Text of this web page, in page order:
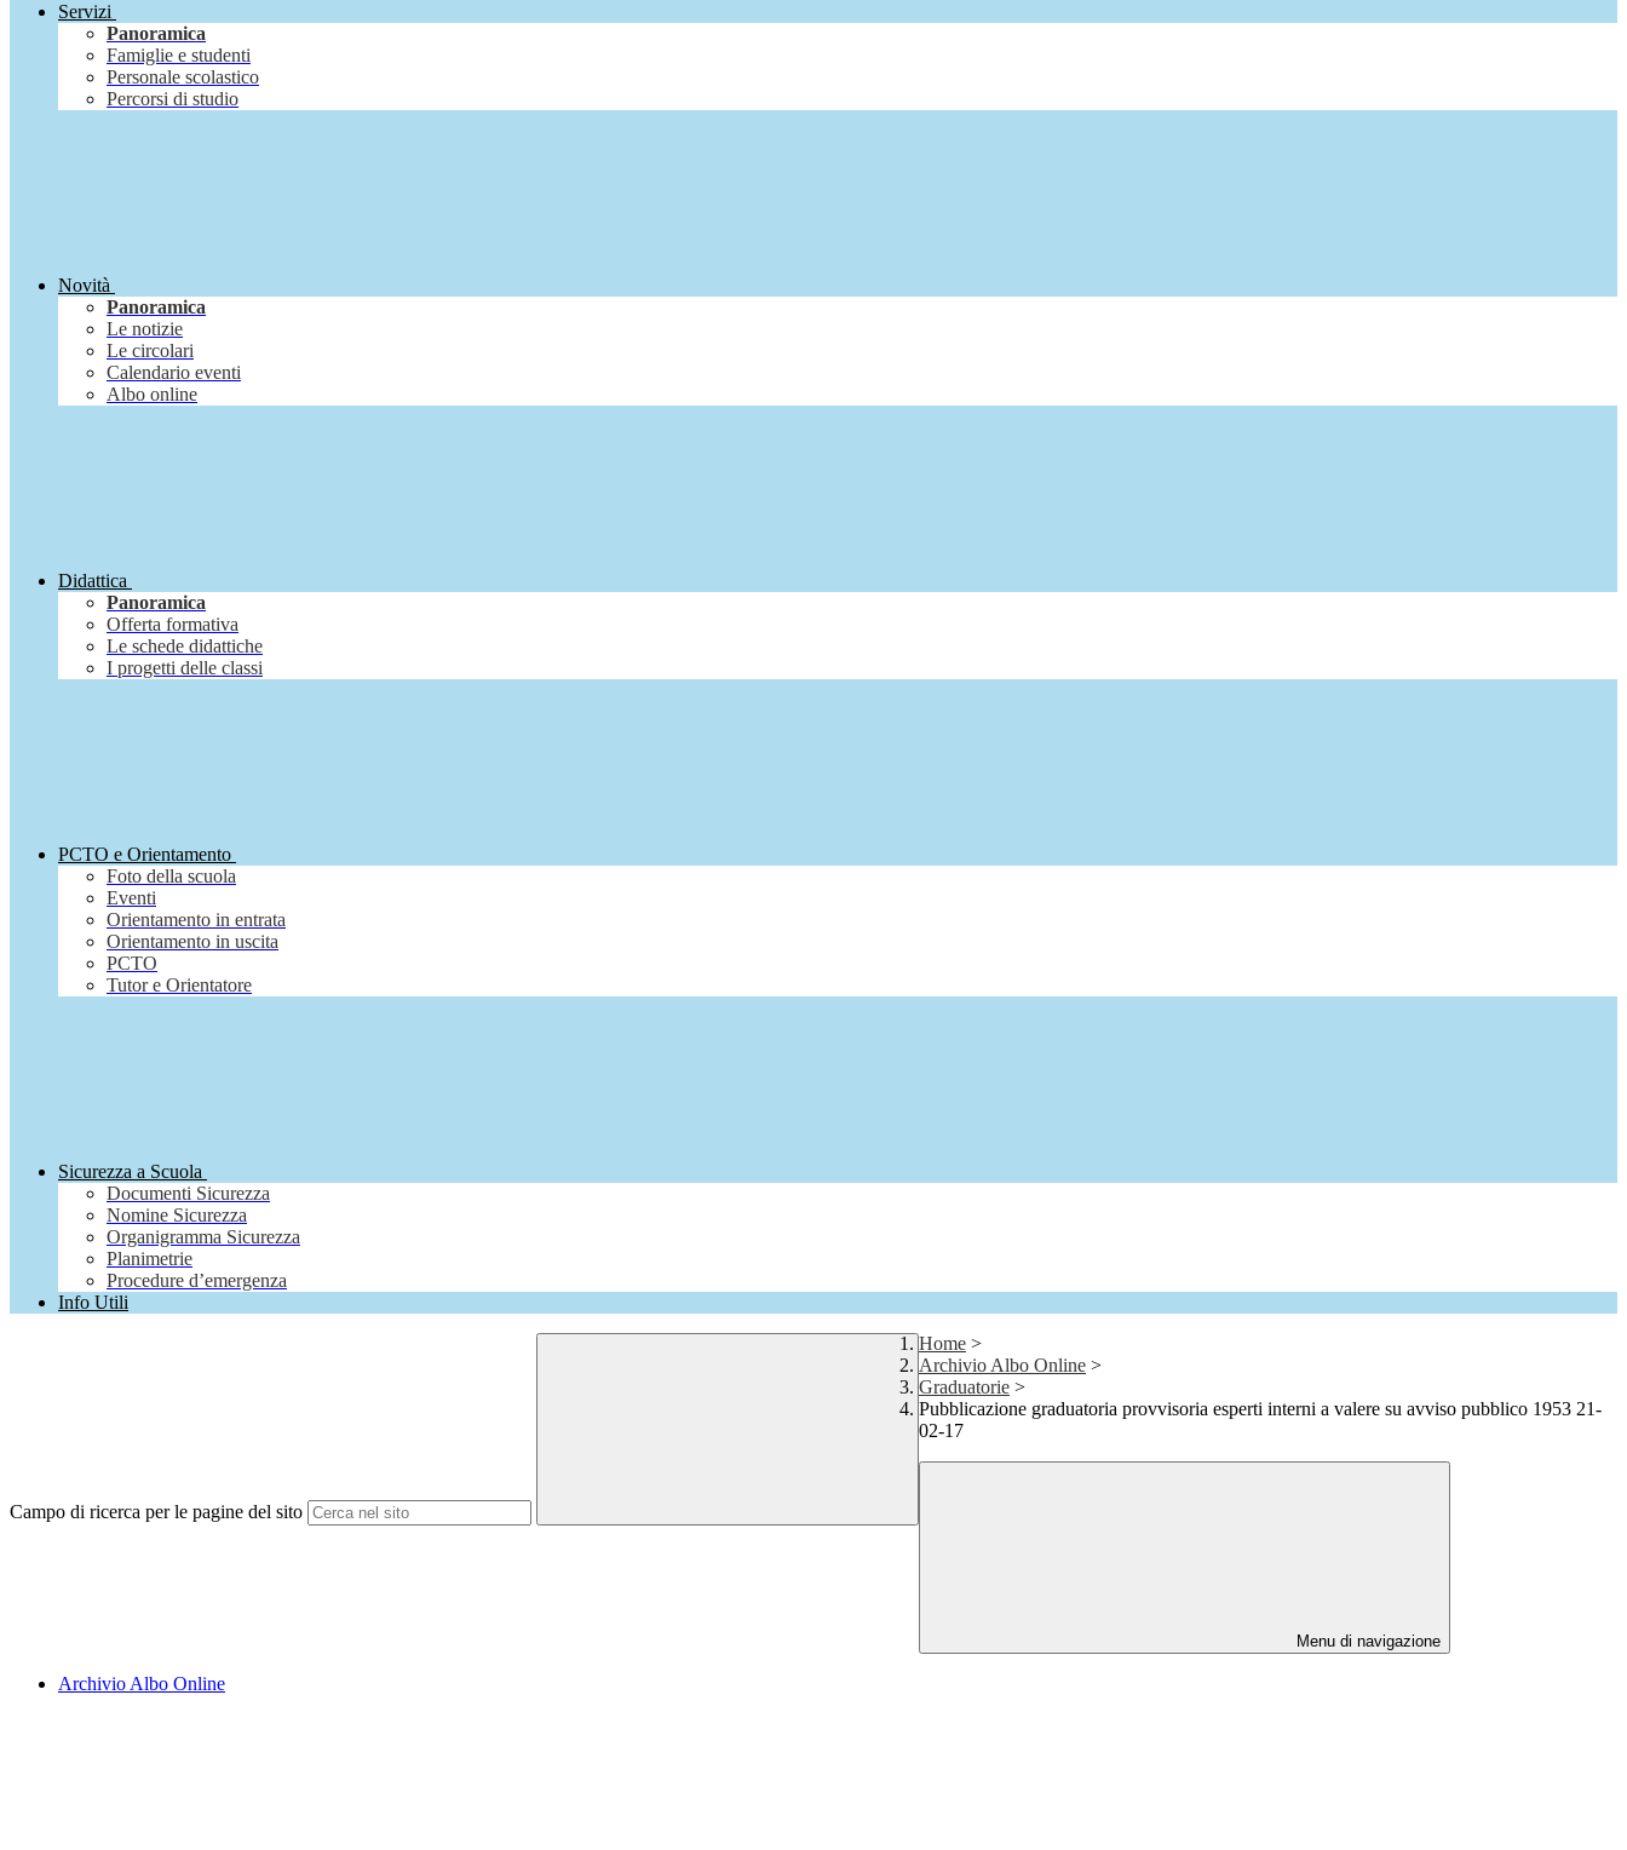
Servizi
Panoramica
Famiglie e studenti
Personale scolastico
Percorsi di studio
Novità
Panoramica
Le notizie
Le circolari
Calendario eventi
Albo online
Didattica
Panoramica
Offerta formativa
Le schede didattiche
I progetti delle classi
PCTO e Orientamento
Foto della scuola
Eventi
Orientamento in entrata
Orientamento in uscita
PCTO
Tutor e Orientatore
Sicurezza a Scuola
Documenti Sicurezza
Nomine Sicurezza
Organigramma Sicurezza
Planimetrie
Procedure d’emergenza
Info Utili
Campo di ricerca per le pagine del sito
Home >
Archivio Albo Online >
Graduatorie >
Pubblicazione graduatoria provvisoria esperti interni a valere su avviso pubblico 1953 21-
02-17
Menu di navigazione
Archivio Albo Online